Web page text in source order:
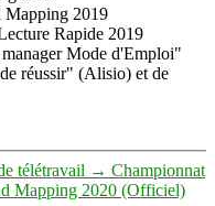
Mapping 2019
Rapide 2019
Mode d'Emploi"
réussir" (Alisio) et de
télétravail → Championnat
Mapping 2020 (Officiel)